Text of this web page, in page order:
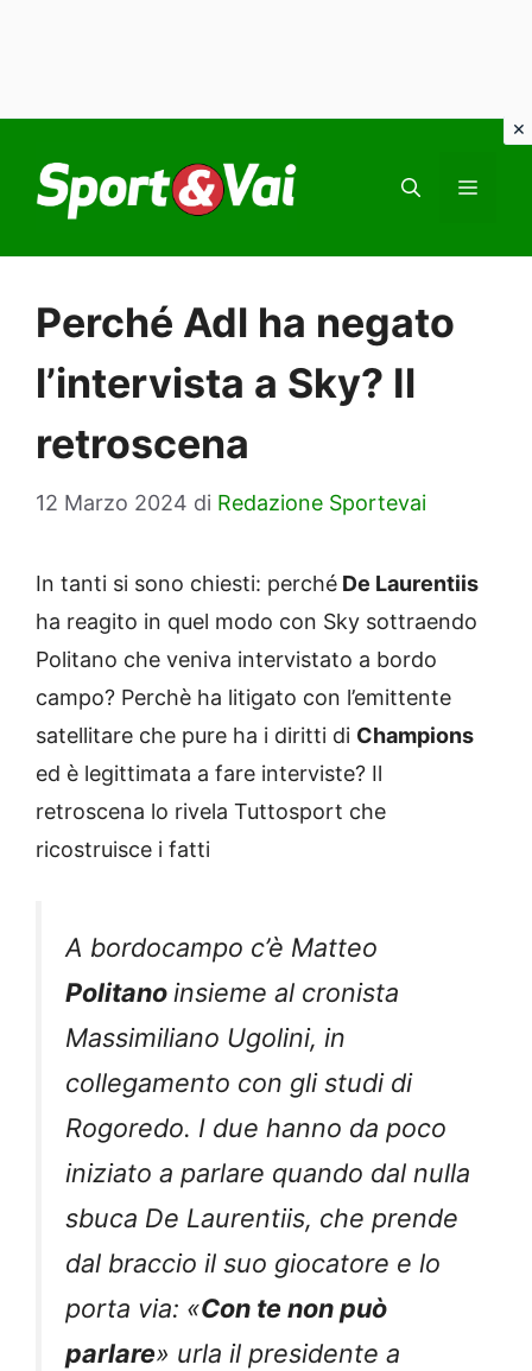
contenuto
Perché Adl ha negato
l’intervista a Sky? Il
retroscena
12 Marzo 2024 di Redazione Sportevai
In tanti si sono chiesti: perché De Laurentiis
ha reagito in quel modo con Sky sottraendo
Politano che veniva intervistato a bordo
campo? Perchè ha litigato con l’emittente
satellitare che pure ha i diritti di Champions
ed è legittimata a fare interviste? Il
retroscena lo rivela Tuttosport che
ricostruisce i fatti
A bordocampo c’è Matteo
Politanoinsieme al cronista
Massimiliano Ugolini, in
collegamento con gli studi di
Rogoredo. I due hanno da poco
iniziato a parlare quando dal nulla
sbuca De Laurentiis, che prende
dal braccio il suo giocatore e lo
porta via: «Con te non può
parlare» urla il presidente a